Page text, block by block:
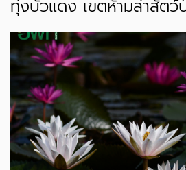
ทุ่งบัวแดง เขตห้ามล่าสัตว์